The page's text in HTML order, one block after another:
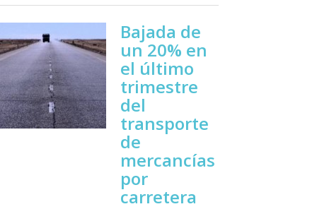
Bajada de
un 20% en
el último
trimestre
del
transporte
de
mercancí­as
por
carretera